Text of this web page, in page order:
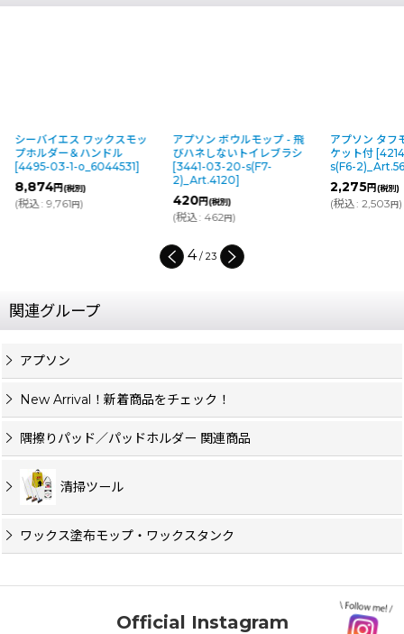
シーバイエス ワックスモッ
プホルダー＆ハンドル
[4495-03-1-o_6044531]
8,874円(税別)
(税込: 9,761円)
アプソン ボウルモップ - 飛
びハネしないトイレブラシ
[3441-03-20-s(F7-
2)_Art.4120]
420円(税別)
(税込: 462円)
アプソン タ
ケット付 [
s(F6-
2,275円(税別)
(税込: 2,503円)
4/ 23
関連グループ
アプソン
New Arrival！新着商品をチェック！
隅擦りパッド／パッドホルダー 関連商品
清掃ツール
ワックス塗布モップ・ワックスタンク
Official Instagram